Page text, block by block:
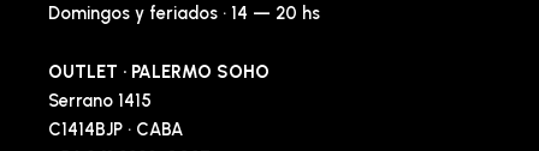
Domingos y feriados · 14 — 20 hs
OUTLET · PALERMO SOHO
Serrano 1415
C1414BJP · CABA